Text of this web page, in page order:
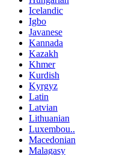
Icelandic
Igbo
Javanese
Kannada
Kazakh
Khmer
Kurdish
Kyrgyz
Latin
Latvian
Lithuanian
Luxembou..
Macedonian
Malagasy